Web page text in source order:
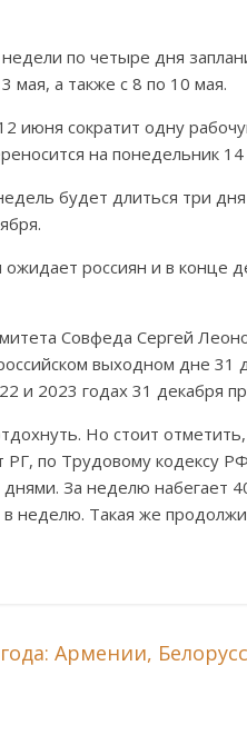
по четыре дня
мая, а также с 8 по 10 мая.
июня сократит одну
на понедельник
будет длиться три
россиян и в конце
Совфеда Сергей
выходном дне 31
и 2023 годах 31 декабря
Но стоит
по Трудовому кодексу
За неделю набегает
неделю. Такая же
Армении,